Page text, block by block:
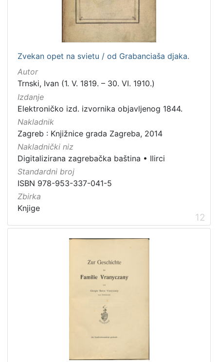
Zvekan opet na svietu / od Grabanciaša djaka.
Autor
Trnski, Ivan (1. V. 1819. – 30. VI. 1910.)
Izdanje
Elektroničko izd. izvornika objavljenog 1844.
Nakladnik
Zagreb : Knjižnice grada Zagreba, 2014
Nakladnički niz
Digitalizirana zagrebačka baština • Ilirci
Standardni broj
ISBN 978-953-337-041-5
Zbirka
Knjige
12